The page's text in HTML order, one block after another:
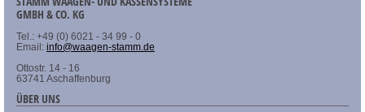
GMBH & CO. KG
Tel.: +49 (0) 6021 - 34 99 - 0
Email: info@waagen-stamm.de
Ottostr. 14 - 16
63741 Aschaffenburg
ÜBER UNS